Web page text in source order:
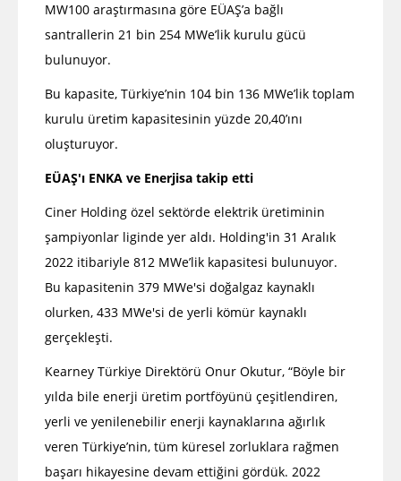
MW100 araştırmasına göre EÜAŞ’a bağlı
santrallerin 21 bin 254 MWe’lik kurulu gücü
bulunuyor.
Bu kapasite, Türkiye’nin 104 bin 136 MWe’lik toplam
kurulu üretim kapasitesinin yüzde 20,40’ını
oluşturuyor.
EÜAŞ'ı ENKA ve Enerjisa takip etti
Ciner Holding özel sektörde elektrik üretiminin
şampiyonlar liginde yer aldı. Holding'in 31 Aralık
2022 itibariyle 812 MWe’lik kapasitesi bulunuyor.
Bu kapasitenin 379 MWe'si doğalgaz kaynaklı
olurken, 433 MWe'si de yerli kömür kaynaklı
gerçekleşti.
Kearney Türkiye Direktörü Onur Okutur, “Böyle bir
yılda bile enerji üretim portföyünü çeşitlendiren,
yerli ve yenilenebilir enerji kaynaklarına ağırlık
veren Türkiye’nin, tüm küresel zorluklara rağmen
başarı hikayesine devam ettiğini gördük. 2022